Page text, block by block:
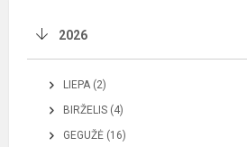
2026
LIEPA (2)
BIRŽELIS (4)
GEGUŽĖ (16)